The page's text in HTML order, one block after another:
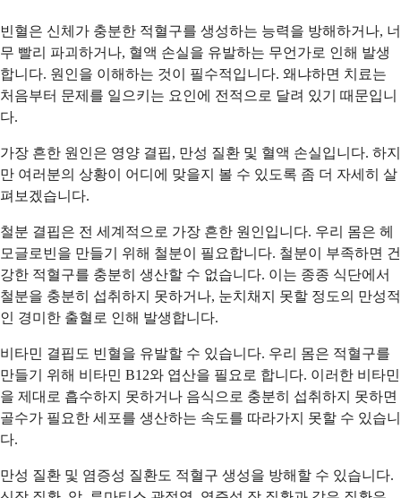
빈혈은 신체가 충분한 적혈구를 생성하는 능력을 방해하거나, 너
무 빨리 파괴하거나, 혈액 손실을 유발하는 무언가로 인해 발생
합니다. 원인을 이해하는 것이 필수적입니다. 왜냐하면 치료는
처음부터 문제를 일으키는 요인에 전적으로 달려 있기 때문입니
다.
가장 흔한 원인은 영양 결핍, 만성 질환 및 혈액 손실입니다. 하지
만 여러분의 상황이 어디에 맞을지 볼 수 있도록 좀 더 자세히 살
펴보겠습니다.
철분 결핍은 전 세계적으로 가장 흔한 원인입니다. 우리 몸은 헤
모글로빈을 만들기 위해 철분이 필요합니다. 철분이 부족하면 건
강한 적혈구를 충분히 생산할 수 없습니다. 이는 종종 식단에서
철분을 충분히 섭취하지 못하거나, 눈치채지 못할 정도의 만성적
인 경미한 출혈로 인해 발생합니다.
비타민 결핍도 빈혈을 유발할 수 있습니다. 우리 몸은 적혈구를
만들기 위해 비타민 B12와 엽산을 필요로 합니다. 이러한 비타민
을 제대로 흡수하지 못하거나 음식으로 충분히 섭취하지 못하면
골수가 필요한 세포를 생산하는 속도를 따라가지 못할 수 있습니
다.
만성 질환 및 염증성 질환도 적혈구 생성을 방해할 수 있습니다.